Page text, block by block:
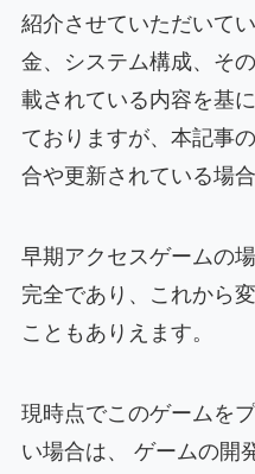
紹介させていただいて
金、システム構成、そ
載されている内容を基
ておりますが、本記事
合や更新されている場
早期アクセスゲームの
完全であり、これから
こともありえます。
現時点でこのゲームを
い場合は、 ゲームの開